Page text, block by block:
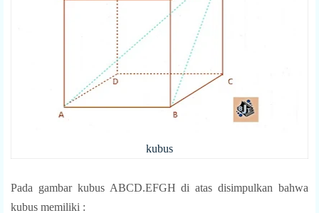
kubus
Pada gambar kubus ABCD.EFGH di atas disimpulkan bahwa
kubus memiliki :